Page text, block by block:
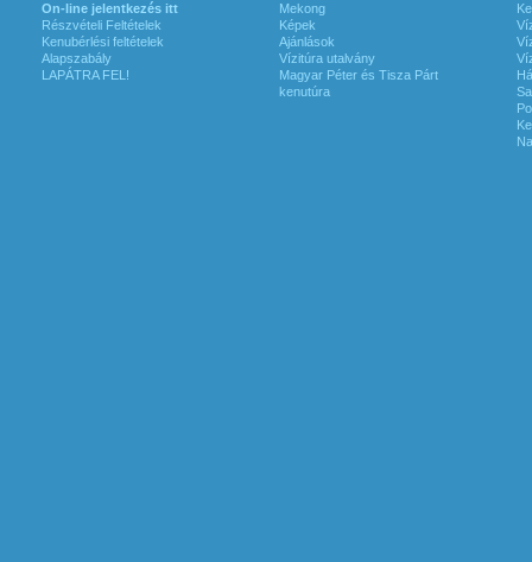
On-line jelentkezés itt
Részvételi Feltételek
Kenubérlési feltételek
Alapszabály
LAPÁTRA FEL!
Mekong
Képek
Ajánlások
Vízitúra utalvány
Magyar Péter és Tisza Párt
kenutúra